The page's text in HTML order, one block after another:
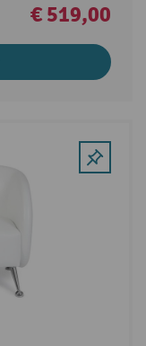
€ 519,00